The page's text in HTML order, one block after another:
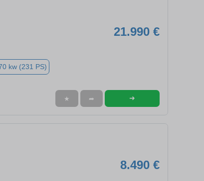
21.990 €
kw (231 PS)
★ ➦ ➜
8.490 €